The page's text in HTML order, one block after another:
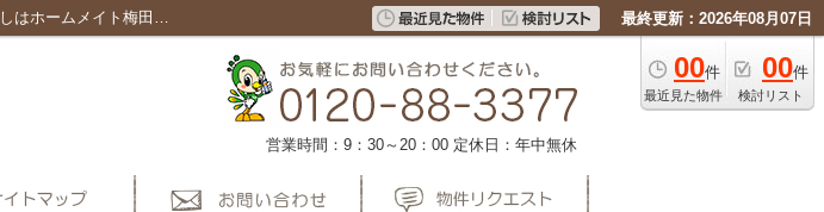
大阪市東淀川区の総合病院一覧ページ｜賃貸大阪で不動産、賃貸マンション探しはホームメイト梅田HEP前店 最終更新：2026年08月07日
00件
最近見た物件
00件
検討リスト
営業時間：9：30～20：00 定休日：年中無休